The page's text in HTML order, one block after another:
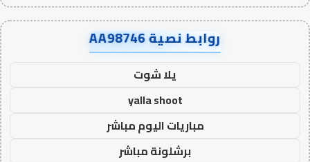
روابط نصية AA98746
يلا شوت
yalla shoot
مباريات اليوم مباشر
برشلونة مباشر